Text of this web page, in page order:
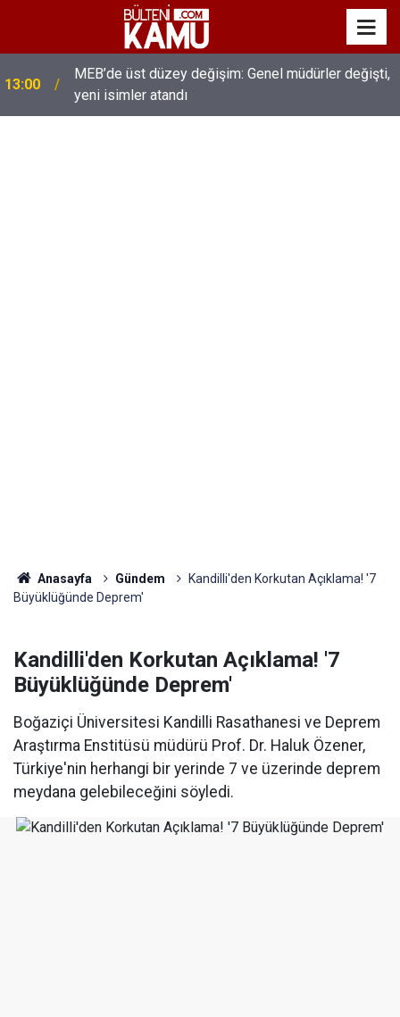
13:00
MEB’de üst düzey değişim: Genel müdürler değişti,
yeni isimler atandı
Anasayfa Gündem
Kandilli'den Korkutan Açıklama! '7
Büyüklüğünde Deprem'
Kandilli'den Korkutan Açıklama! '7
Büyüklüğünde Deprem'
Boğaziçi Üniversitesi Kandilli Rasathanesi ve Deprem
Araştırma Enstitüsü müdürü Prof. Dr. Haluk Özener,
Türkiye'nin herhangi bir yerinde 7 ve üzerinde deprem
meydana gelebileceğini söyledi.